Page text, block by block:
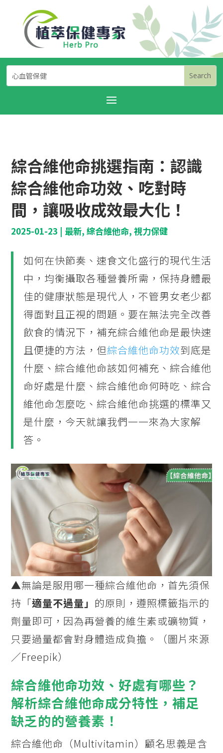
綜合維他命挑選指南：認識
綜合維他命功效、吃對時
間，讓吸收成效最大化！
2025-01-23 | 最新,綜合維他命,視力保健
如何在快節奏、速食文化盛行的現代生活
中，均衡攝取各種營養所需，保持身體最
佳的健康狀態是現代人，不管男女老少都
得面對且正視的問題。要在無法完全改善
飲食的情況下，補充綜合維他命是最快速
且便捷的方法，但綜合維他命功效到底是
什麼、綜合維他命該如何補充、綜合維他
命好處是什麼、綜合維他命何時吃、綜合
維他命怎麼吃、綜合維他命挑選的標準又
是什麼，今天就讓我們一一來為大家解
答。
▲無論是服用哪一種綜合維他命，首先須保
持「適量不過量」 的原則，遵照標籤指示的
劑量即可，因為再營養的維生素或礦物質，
只要過量都會對身體造成負擔。（圖片來源
／Freepik）
綜合維他命功效、好處有哪些？
解析綜合維他命成分特性，補足
缺乏的的營養素！
綜合維他命（Multivitamin）顧名思義是含